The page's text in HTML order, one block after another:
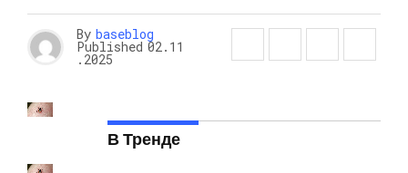
By baseblog
Published 02.11
.2025
В Тренде